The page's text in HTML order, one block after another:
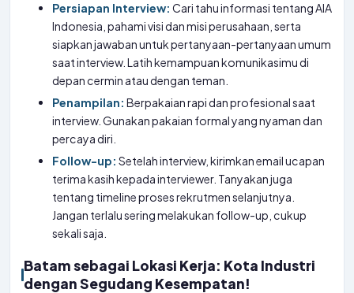
Persiapan Interview: Cari tahu informasi tentang AIA
Indonesia, pahami visi dan misi perusahaan, serta
siapkan jawaban untuk pertanyaan-pertanyaan umum
saat interview. Latih kemampuan komunikasimu di
depan cermin atau dengan teman.
Penampilan: Berpakaian rapi dan profesional saat
interview. Gunakan pakaian formal yang nyaman dan
percaya diri.
Follow-up: Setelah interview, kirimkan email ucapan
terima kasih kepada interviewer. Tanyakan juga
tentang timeline proses rekrutmen selanjutnya.
Jangan terlalu sering melakukan follow-up, cukup
sekali saja.
Batam sebagai Lokasi Kerja: Kota Industri
dengan Segudang Kesempatan!